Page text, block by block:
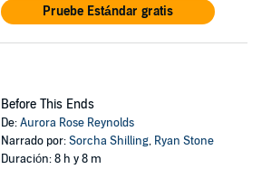
Pruebe Estándar gratis
Before This Ends
De:Aurora Rose Reynolds
Narrado por:Sorcha Shilling, Ryan Stone
Duración: 8 h y 8 m